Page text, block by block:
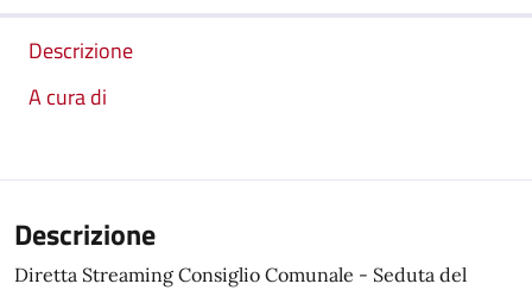
Descrizione
A cura di
Descrizione
Diretta Streaming Consiglio Comunale - Seduta del